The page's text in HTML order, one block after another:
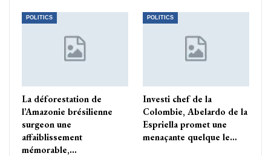
POLITICS
La déforestation de
l’Amazonie brésilienne
surgeon une
affaiblissement
mémorable,…
POLITICS
Investi chef de la
Colombie, Abelardo de la
Espriella promet une
menaçante quelque le…